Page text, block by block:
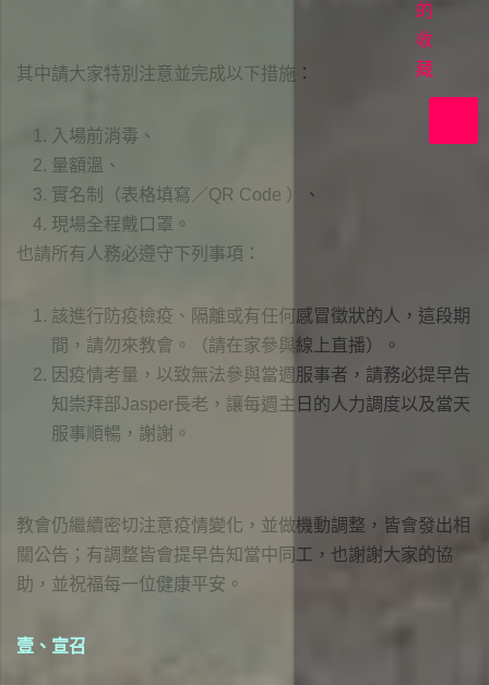
映
上
帝
的
收
藏
其中請大家特別注意並完成以下措施：
入場前消毒、
量額溫、
實名制（表格填寫／QR Code ）、
現場全程戴口罩。
也請所有人務必遵守下列事項：
該進行防疫檢疫、隔離或有任何感冒徵狀的人，這段期
間，請勿來教會。（請在家參與線上直播）。
因疫情考量，以致無法參與當週服事者，請務必提早告
知崇拜部Jasper長老，讓每週主日的人力調度以及當天
服事順暢，謝謝。
教會仍繼續密切注意疫情變化，並做機動調整，皆會發出相
關公告；有調整皆會提早告知當中同工，也謝謝大家的協
助，並祝福每一位健康平安。
壹、宣召